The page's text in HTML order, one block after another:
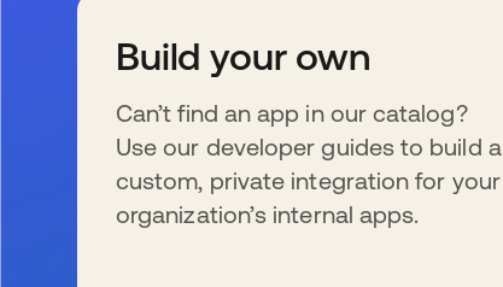
Build your own
Can’t find an app in our catalog?
Use our developer guides to build a
custom, private integration for your
organization’s internal apps.